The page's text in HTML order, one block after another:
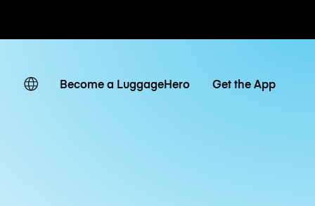
/ diárias
Become a LuggageHero Get the App